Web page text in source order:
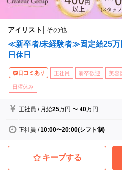
アイリスト その他
≪新卒者/未経験者≫固定給25万
日休日
口コミあり 正社員 新卒歓迎 美容
日曜休み
正社員 / 月給25万円 〜40万円
正社員 /10:00〜20:00(シフト制)
キープする